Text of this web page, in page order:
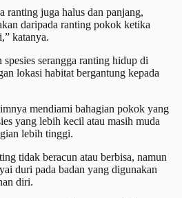
ranting juga halus dan panjang,
daripada ranting pokok ketika
katanya.
serangga ranting hidup di
lokasi habitat bergantung kepada
mendiami bahagian pokok yang
yang lebih kecil atau masih muda
lebih tinggi.
tidak beracun atau berbisa, namun
duri pada badan yang digunakan
diri.